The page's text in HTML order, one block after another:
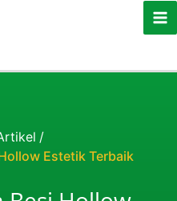
/
Estetik Terbaik